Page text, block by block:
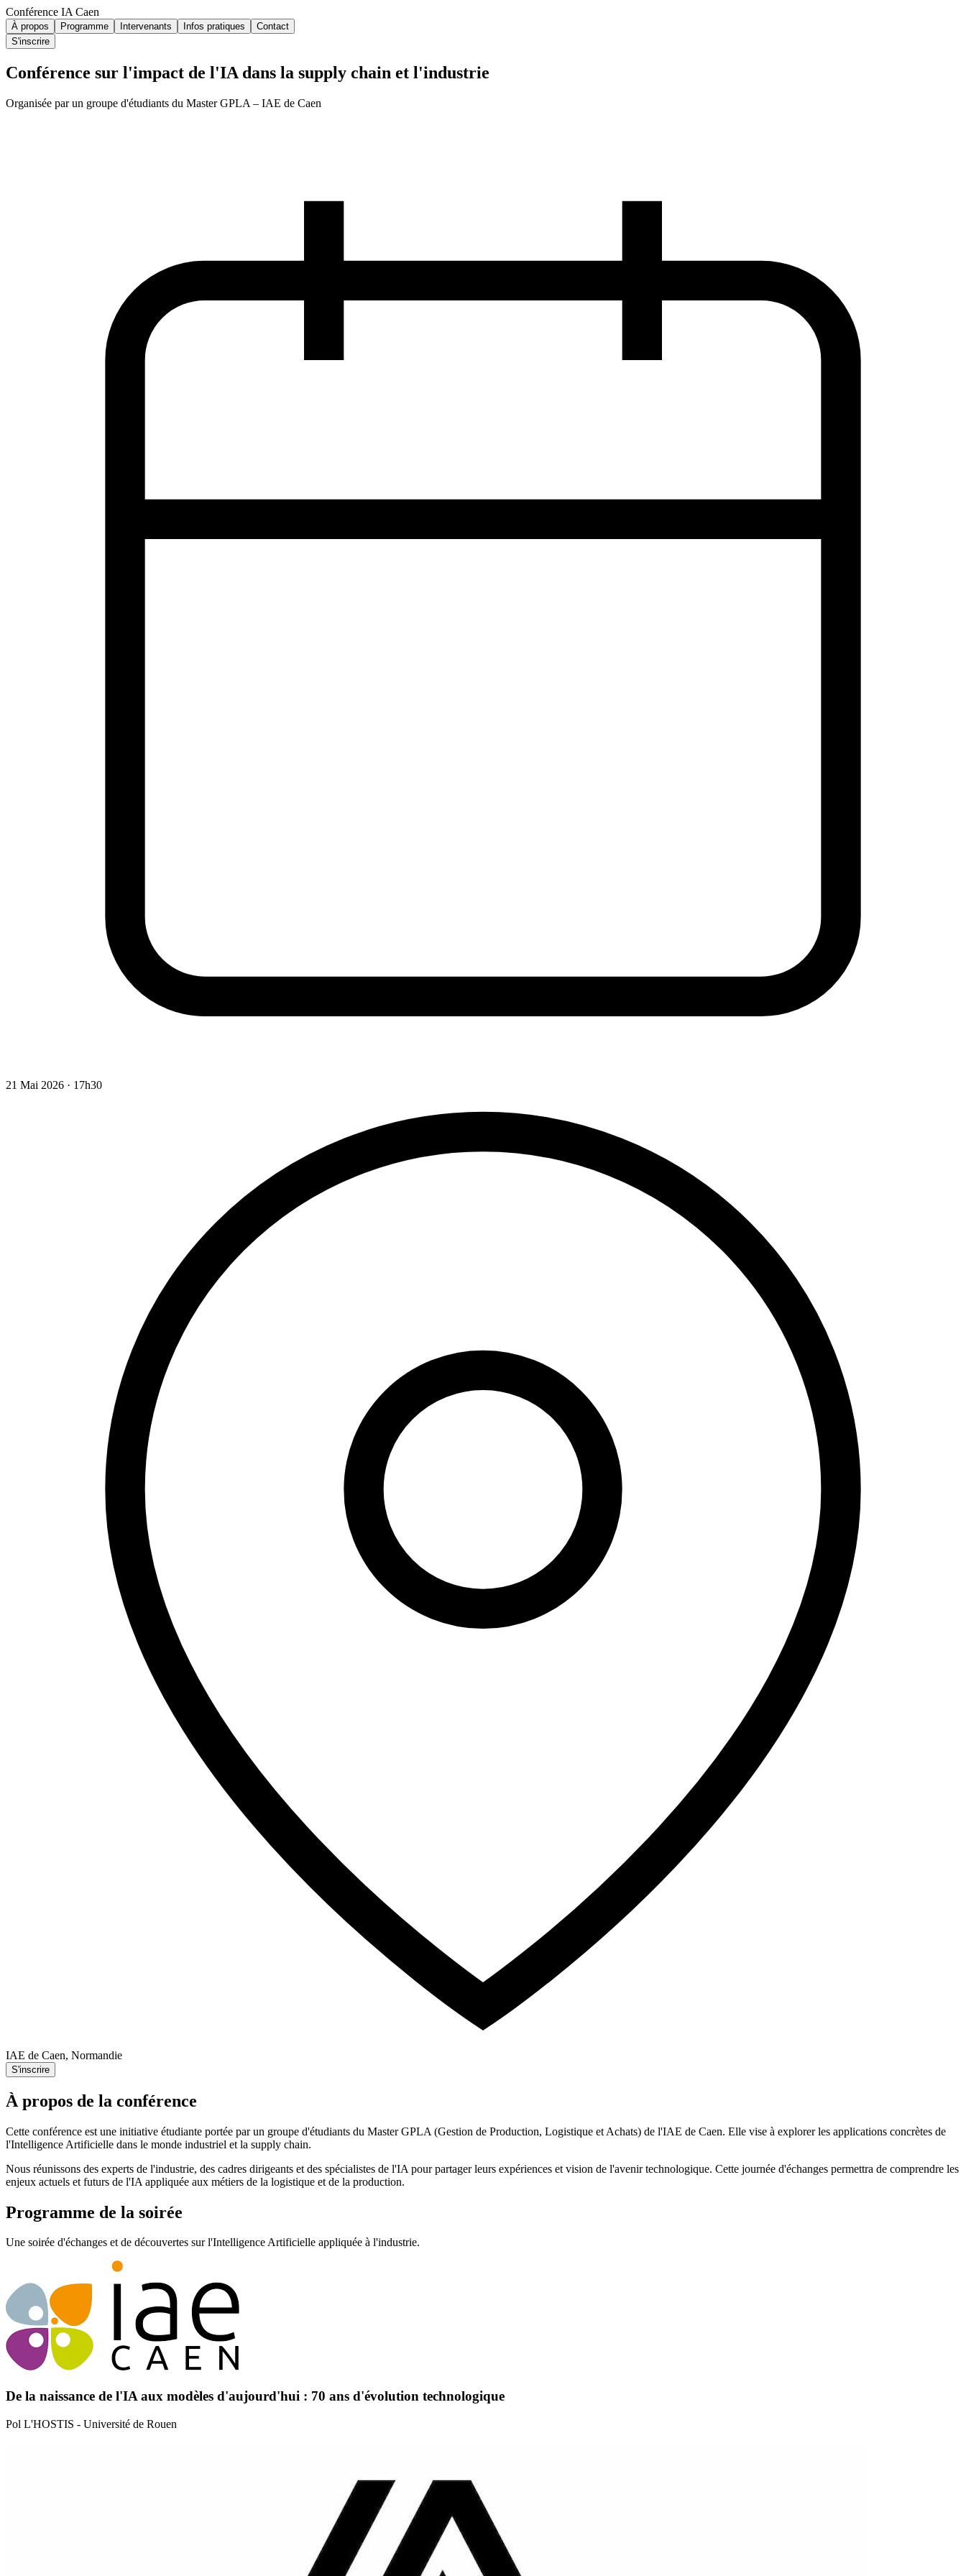
Conférence IA Caen
À propos Programme Intervenants Infos pratiques
Contact
S'inscrire
Conférence sur l'impact de l'IA dans la supply chain et l'industrie
Organisée par un groupe d'étudiants du Master GPLA – IAE de Caen
21 Mai 2026 · 17h30
IAE de Caen, Normandie
S'inscrire
À propos de la conférence
Cette conférence est une initiative étudiante portée par un groupe d'étudiants du Master GPLA (Gestion de Production, Logistique et Achats) de l'IAE de Caen. Elle vise à explorer les applications concrètes de
l'Intelligence Artificielle dans le monde industriel et la supply chain.
Nous réunissons des experts de l'industrie, des cadres dirigeants et des spécialistes de l'IA pour partager leurs expériences et vision de l'avenir technologique. Cette journée d'échanges permettra de comprendre les
enjeux actuels et futurs de l'IA appliquée aux métiers de la logistique et de la production.
Programme de la soirée
Une soirée d'échanges et de découvertes sur l'Intelligence Artificielle appliquée à l'industrie.
De la naissance de l'IA aux modèles d'aujourd'hui : 70 ans d'évolution technologique
Pol L'HOSTIS - Université de Rouen